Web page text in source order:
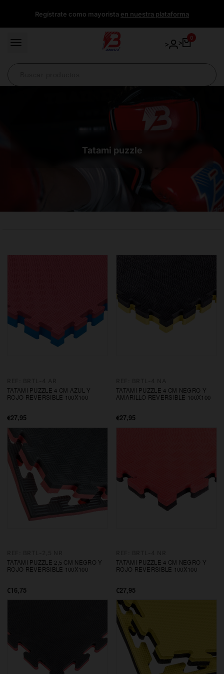
Regístrate como mayorista en nuestra plataforma
> >
0
Tatami puzzle
TATAMI PUZZLE 4 CM AZUL Y
ROJO REVERSIBLE 100X100
Precio
de
oferta
€27,95
TATAMI PUZZLE 4 CM NEGRO Y
AMARILLO REVERSIBLE 100X100
Precio
de
€27,95
TATAMI PUZZLE 2,5 CM NEGRO Y
ROJO REVERSIBLE 100X100
Precio
de
€16,75
TATAMI PUZZLE 4 CM NEGRO Y
ROJO REVERSIBLE 100X100
Precio
de
oferta
€27,95
directamente
al
contenido